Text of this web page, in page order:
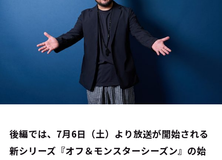
後編では、7月6日（土）より放送が開始される
新シリーズ『オフ＆モンスターシーズン』の始